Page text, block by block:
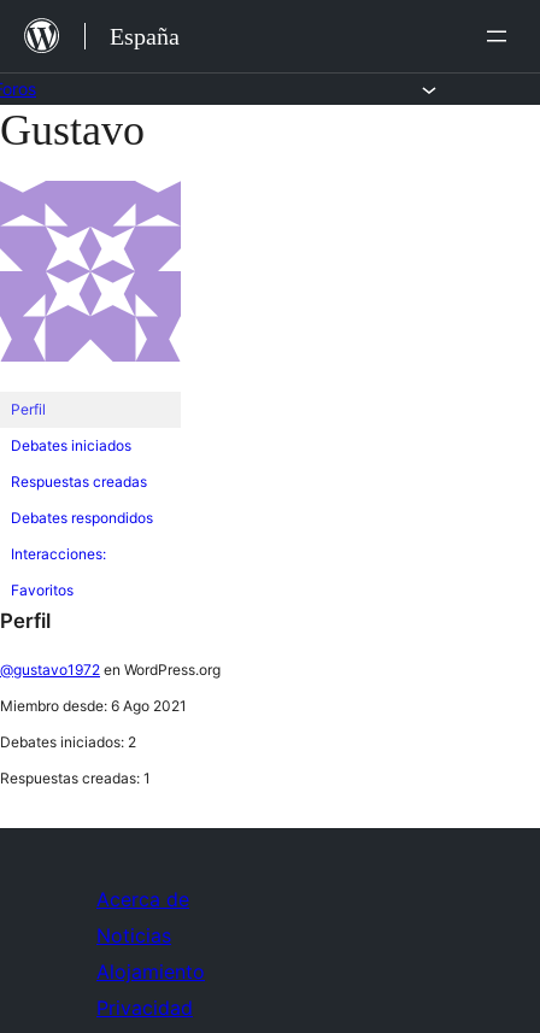
Saltar
contenido
España
Saltar
contenido
Gustavo
Perfil
Debates iniciados
Respuestas creadas
Debates respondidos
Interacciones:
Favoritos
Perfil
@gustavo1972 en WordPress.org
Miembro desde: 6 Ago 2021
Debates iniciados: 2
Respuestas creadas: 1
Acerca de
Noticias
Alojamiento
Privacidad